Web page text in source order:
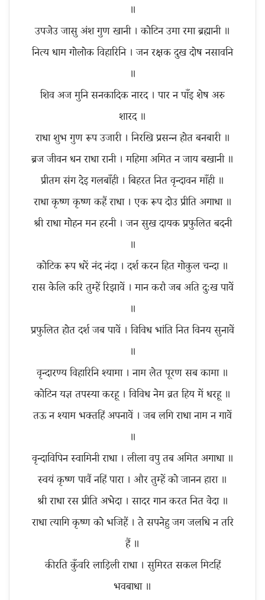
॥
उपजेउ जासु अंश गुण खानी । कोटिन उमा रमा ब्रह्मानी ॥
नित्य धाम गोलोक विहारिनि । जन रक्षक दुख दोष नसावनि
॥
शिव अज मुनि सनकादिक नारद । पार न पाँइ शेष अरु
शारद ॥
राधा शुभ गुण रूप उजारी । निरखि प्रसन्न होत बनबारी ॥
ब्रज जीवन धन राधा रानी । महिमा अमित न जाय बखानी ॥
प्रीतम संग देइ गलबाँही । बिहरत नित वृन्दावन माँही ॥
राधा कृष्ण कृष्ण कहैं राधा । एक रूप दोउ प्रीति अगाधा ॥
श्री राधा मोहन मन हरनी । जन सुख दायक प्रफुलित बदनी
॥
कोटिक रूप धरें नंद नंदा । दर्श करन हित गोकुल चन्दा ॥
रास केलि करि तुम्हें रिझावें । मान करौ जब अति दुःख पावें
॥
प्रफुलित होत दर्श जब पावें । विविध भांति नित विनय सुनावें
॥
वृन्दारण्य विहारिनि श्यामा । नाम लेत पूरण सब कामा ॥
कोटिन यज्ञ तपस्या करहू । विविध नेम व्रत हिय में धरहू ॥
तऊ न श्याम भक्तहिं अपनावें । जब लगि राधा नाम न गावें
॥
वृन्दाविपिन स्वामिनी राधा । लीला वपु तब अमित अगाधा ॥
स्वयं कृष्ण पावैं नहिं पारा । और तुम्हें को जानन हारा ॥
श्री राधा रस प्रीति अभेदा । सादर गान करत नित वेदा ॥
राधा त्यागि कृष्ण को भजिहैं । ते सपनेहु जग जलधि न तरि
हैं ॥
कीरति कुँवरि लाड़िली राधा । सुमिरत सकल मिटहिं
भवबाधा ॥